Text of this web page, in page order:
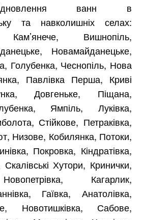
ванн в
та навколишніх селах:
Кам’янече, Вишнопіль,
Новамайданецьке,
Голубенка, Чеснопіль, Нова
Павлівка Перша, Криві
Довгеньке, Піщана,
Ямпіль, Луківка,
Стійкове, Петраківка,
Низове, Кобилянка, Потоки,
Покровка, Кіндратівка,
Хутори, Кринички,
Кагарлик,
Гаївка, Анатолівка,
Новотишківка, Сабове,